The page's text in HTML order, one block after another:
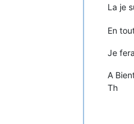
La je
En
Je
A
Th